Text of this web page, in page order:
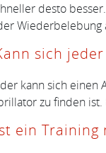
desto
Wiederbelebung
sich
kann sich
zu finden
ein Training